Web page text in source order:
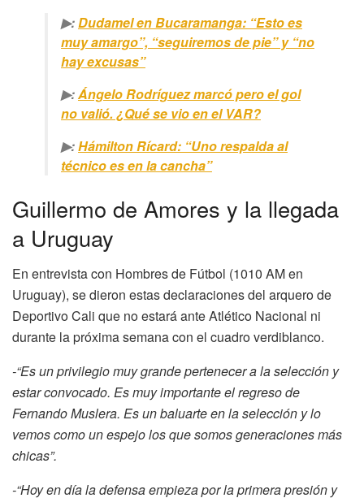
▶:Dudamel en Bucaramanga: “Esto es
muy amargo”, “seguiremos de pie” y “no
hay excusas”
▶:Ángelo Rodríguez marcó pero el gol
no valió. ¿Qué se vio en el VAR?
▶:Hámilton Rícard: “Uno respalda al
técnico es en la cancha”
Guillermo de Amores y la llegada
a Uruguay
En entrevista con Hombres de Fútbol (1010 AM en
Uruguay), se dieron estas declaraciones del arquero de
Deportivo Cali que no estará ante Atlético Nacional ni
durante la próxima semana con el cuadro verdiblanco.
-“Es un privilegio muy grande pertenecer a la selección y
estar convocado. Es muy importante el regreso de
Fernando Muslera. Es un baluarte en la selección y lo
vemos como un espejo los que somos generaciones más
chicas”.
-“Hoy en día la defensa empieza por la primera presión y